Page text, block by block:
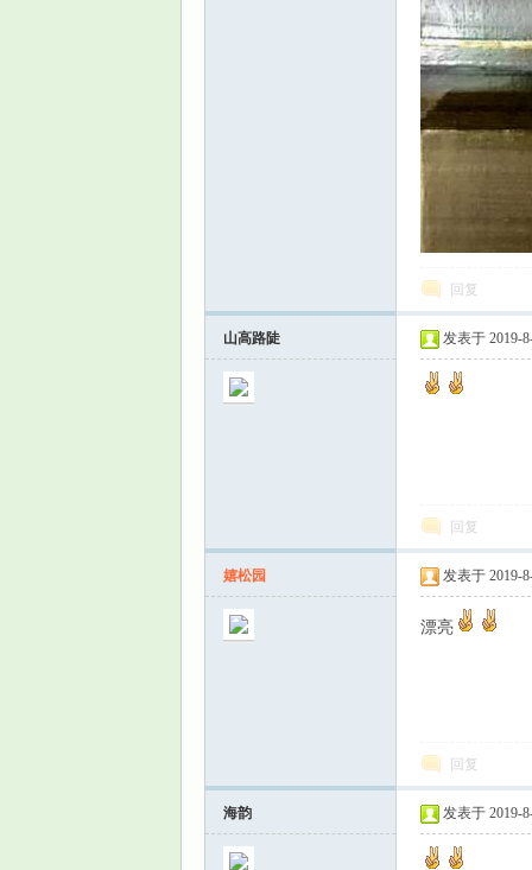
回复
山高路陡 发表于 2019-
回复
嬉松园 发表于 2019-
漂亮
回复
海韵 发表于 2019-